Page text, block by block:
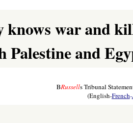
knows war and
Palestine and
BRussells Tribunal
(English-French-